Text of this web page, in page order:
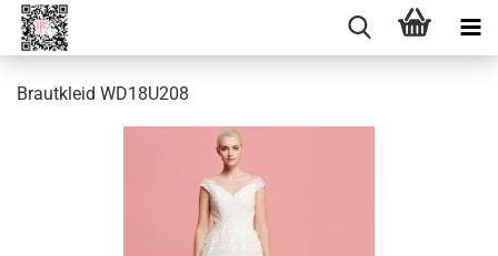
Brautkleid WD18U208